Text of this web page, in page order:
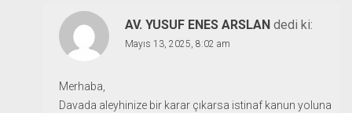
AV. YUSUF ENES ARSLAN dedi ki:
Mayıs 13, 2025, 8:02 am
Merhaba,
Davada aleyhinize bir karar çıkarsa istinaf kanun yoluna